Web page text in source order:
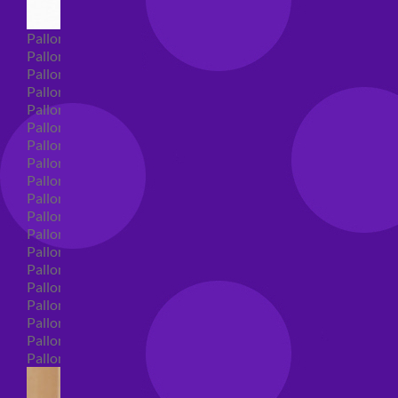
Palloncini Super Shape
Palloncini nascita super shape
Palloncini Battesimo super shape
Palloncini primo compleanno super shape
Palloncini personaggi super shape
Palloncini Comunione super shape
Palloncini cresima super shape
Palloncini laurea super shape
Palloncini compleanno super shape
Palloncini 18 anni super shape
Palloncini 30 anni super shape
Palloncini Altre ricorrenze super shape
Palloncini 40 anni super shape
Palloncini Animali super shape
Palloncini 50 anni super shape
Palloncini 60/70/80/90/100 anni super shape
Palloncini matrimonio super shape
Palloncini anniversario super shape
Palloncini generici super shape